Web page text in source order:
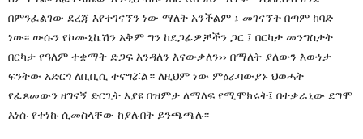
በምንፈልገው ደረጃ እየተገናኘን ነው ማለት አንችልም ፤ መገናኘት በጣም ከባድ
ነው፡፡ ውሱን የኮሙኒኬሽን አቅም ግን ከደጋፊዎቻችን ጋር ፤ በርካታ መንግስታት
በርካታ የዓለም ተቋማት ድጋፍ እንዳለን እናውቃለን›› በማለት ያለውን እውነታ
ፍንትው አድርጎ ለቢቢሲ ተናግሯል። ለዚህም ነው ምዕራባውያኑ ህወሓት
የፈጸመውን ዘግናኝ ድርጊት እያዩ በዝምታ ለማለፍ የሚሞክሩት፤ በተቃራኒው ደግሞ
እነሱ የተነኩ ሲመስላቸው ከያሉበት ይንጫጫሉ፡፡